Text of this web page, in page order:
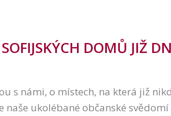
DOMŮ JIŽ
s námi, o místech, na která již
ukolébané občanské